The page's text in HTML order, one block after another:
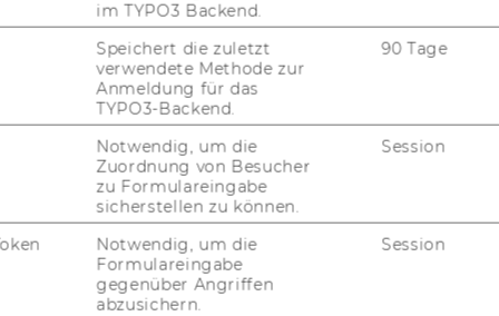
NewsletterBluesky ACCREDITED
EQUIS
im TYPO3 Backend.
Speichert die zuletzt
verwendete Methode zur
Anmeldung für das
TYPO3-Backend.
90 Tage
Notwendig, um die
Zuordnung von Besucher
zu Formulareingabe
sicherstellen zu können.
Session
Notwendig, um die
Formulareingabe
gegenüber Angriffen
abzusichern.
Session